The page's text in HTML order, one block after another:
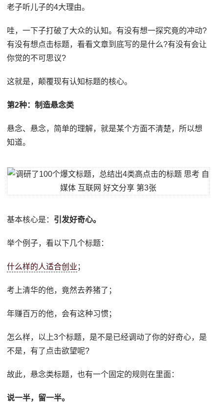
老子听儿子的4大理由。
哇，一下子打破了大众的认知。有没有想一探究竟的冲动?
有没有想点击标题，看看文章到底写的是什么?有没有会让
你觉的不可思议?
这就是，颠覆现有认知标题的核心。
第2种：制造悬念类
悬念、悬念，简单的理解，就是某个方面不清楚，所以想
知道。
基本核心是： 引发好奇心。
举个例子，看以下几个标题：
什么样的人适合创业 ；
考上清华的他，竟然去养猪了；
年赚百万的他，会有这种习惯；
怎么样，以上3个标题，是不是已经调动了你的好奇心，是
不是，有了点击欲望呢?
故此，悬念类标题，也有一个固定的规则在里面：
说一半，留一半。